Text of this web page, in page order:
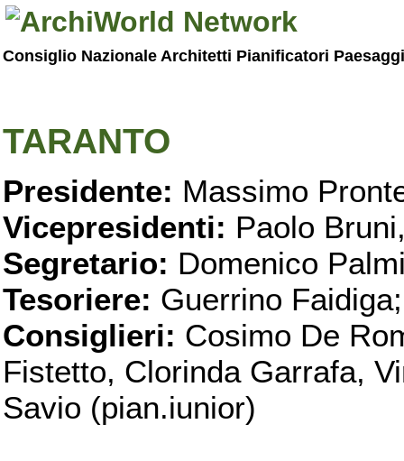
Consiglio Nazionale Architetti Pianificatori
TARANTO
Presidente: Massimo
Vicepresidenti: Paolo
Segretario: Domenico
Tesoriere: Guerrino Faidiga;
Consiglieri: Cosimo De
Fistetto, Clorinda Garrafa,
Savio (pian.iunior)